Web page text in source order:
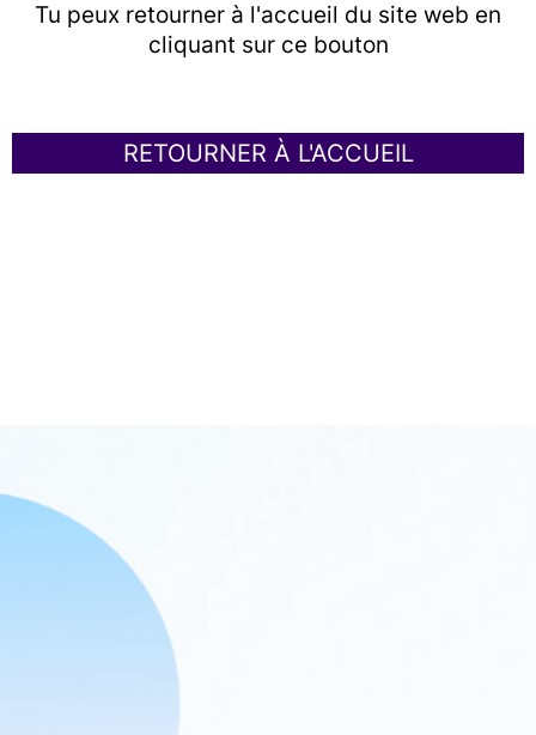
Tu peux retourner à l'accueil du site web en
cliquant sur ce bouton
RETOURNER À L'ACCUEIL